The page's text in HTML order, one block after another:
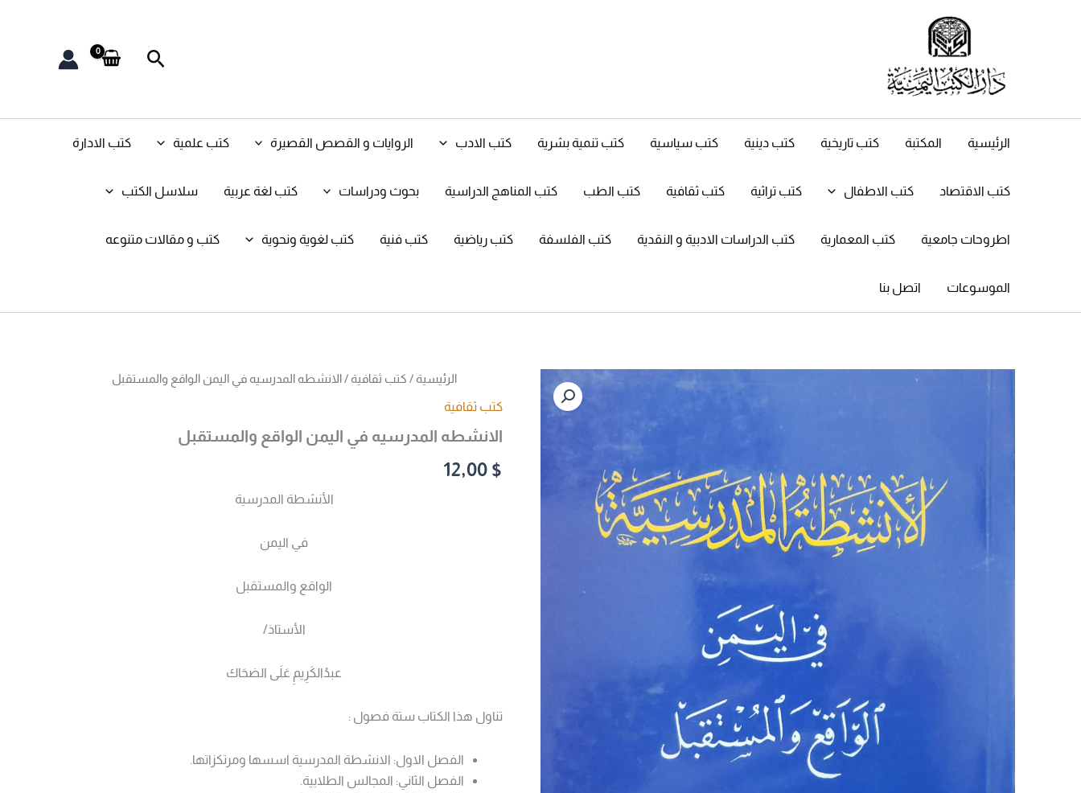
البحث
الرئيسية المكتبة كتب تاريخية كتب دينية كتب سياسية كتب تنمية بشرية كتب الادب الروايات و القصص القصيرة كتب علمية كتب الادارة
كتب الاقتصاد كتب الاطفال كتب تراثية كتب ثقافية كتب الطب كتب المناهج الدراسية بحوث ودراسات كتب لغة عربية سلاسل الكتب
اطروحات جامعية كتب المعمارية كتب الدراسات الادبية و النقدية كتب الفلسفة كتب رياضية كتب فنية كتب لغوية ونحوية كتب و مقالات متنوعه
الموسوعات اتصل بنا
الرئيسية / كتب ثقافية / الانشطه المدرسيه في اليمن الواقع والمستقبل
كتب ثقافية
الانشطه المدرسيه في اليمن الواقع والمستقبل
12,00 $
الأنشطة المدرسية
في اليمن
الواقع والمستقبل
الأستاذ/
عبدُالكَرِيمِ عَلَى الضحَاك
تناول هذا الكتاب ستة فصول :
الفصل الاول: الانشطة المدرسية اسسها ومرتكزاتها.
الفصل الثاني: المجالس الطلابية.
المدرسيه
اليمن
والمستقبل